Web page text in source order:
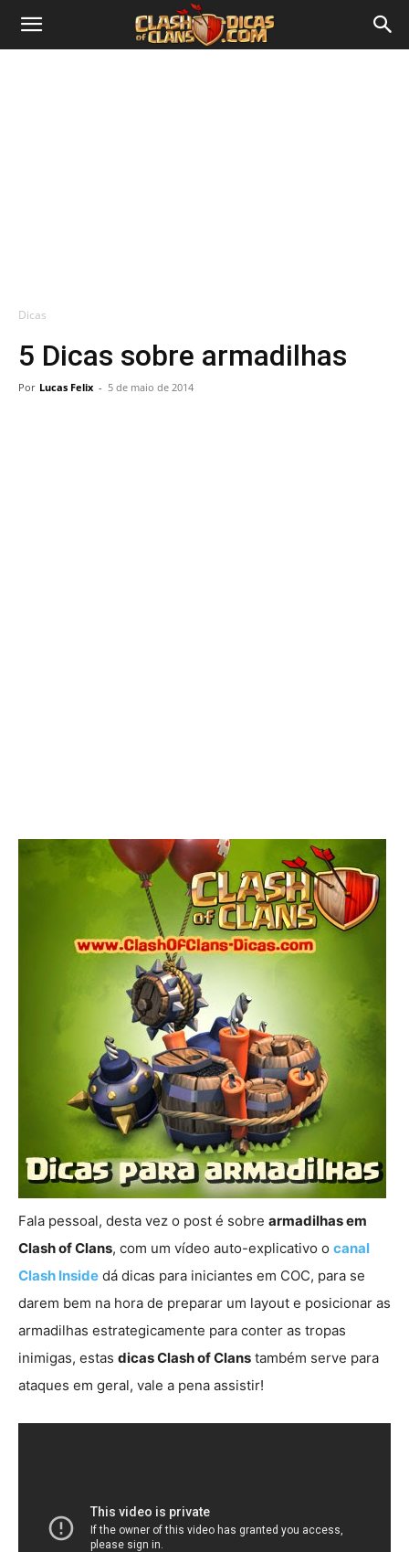
Dicas
5 Dicas sobre armadilhas
Por Lucas Felix - 5 de maio de 2014
Fala pessoal, desta vez o post é sobre armadilhas em
Clash of Clans, com um vídeo auto-explicativo o canal
Clash Inside dá dicas para iniciantes em COC, para se
darem bem na hora de preparar um layout e posicionar as
armadilhas estrategicamente para conter as tropas
inimigas, estas dicas Clash of Clans também serve para
ataques em geral, vale a pena assistir!